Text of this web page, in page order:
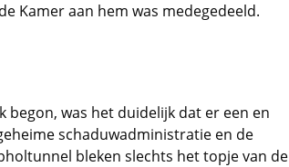
Kamer aan hem was medegedeeld.
begon, was het duidelijk dat er een en
schaduwadministratie en de
bleken slechts het topje van de